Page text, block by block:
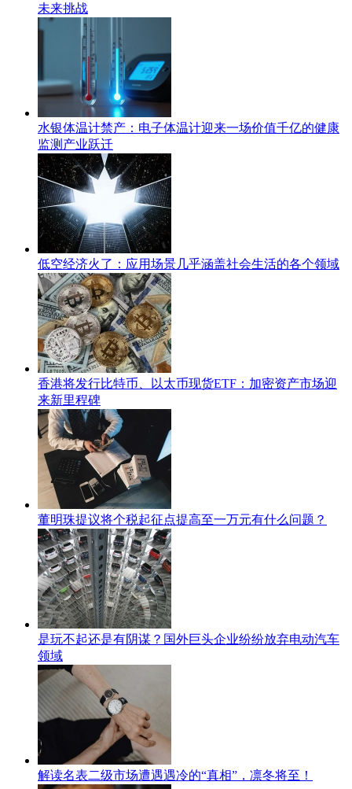
未来挑战
水银体温计禁产：电子体温计迎来一场价值千亿的健康
监测产业跃迁
低空经济火了：应用场景几乎涵盖社会生活的各个领域
香港将发行比特币、以太币现货ETF：加密资产市场迎
来新里程碑
董明珠提议将个税起征点提高至一万元有什么问题？
是玩不起还是有阴谋？国外巨头企业纷纷放弃电动汽车
领域
解读名表二级市场遭遇遇冷的“真相”，凛冬将至！